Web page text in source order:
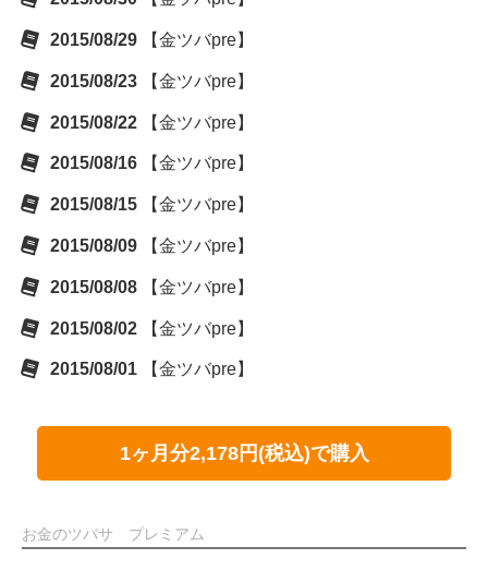
2015/08/29 【金ツバpre】
2015/08/23 【金ツバpre】
2015/08/22 【金ツバpre】
2015/08/16 【金ツバpre】
2015/08/15 【金ツバpre】
2015/08/09 【金ツバpre】
2015/08/08 【金ツバpre】
2015/08/02 【金ツバpre】
2015/08/01 【金ツバpre】
1ヶ月分2,178円(税込)で購入
お金のツバサ プレミアム